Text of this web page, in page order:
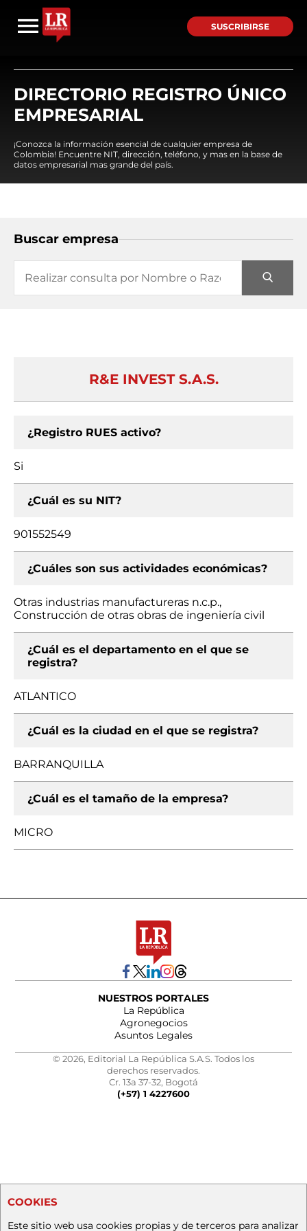
SUSCRIBIRSE
DIRECTORIO REGISTRO ÚNICO
EMPRESARIAL
¡Conozca la información esencial de cualquier empresa de
Colombia! Encuentre NIT, dirección, teléfono, y mas en la base de
datos empresarial mas grande del país.
Buscar empresa
R&E INVEST S.A.S.
¿Registro RUES activo?
Si
¿Cuál es su NIT?
901552549
¿Cuáles son sus actividades económicas?
Otras industrias manufactureras n.c.p.,
Construcción de otras obras de ingeniería civil
¿Cuál es el departamento en el que se
registra?
ATLANTICO
¿Cuál es la ciudad en el que se registra?
BARRANQUILLA
¿Cuál es el tamaño de la empresa?
MICRO
NUESTROS PORTALES
La República
Agronegocios
Asuntos Legales
© 2026, Editorial La República S.A.S. Todos los
derechos reservados.
Cr. 13a 37-32, Bogotá
(+57) 1 4227600
COOKIES
Este sitio web usa cookies propias y de terceros para analizar